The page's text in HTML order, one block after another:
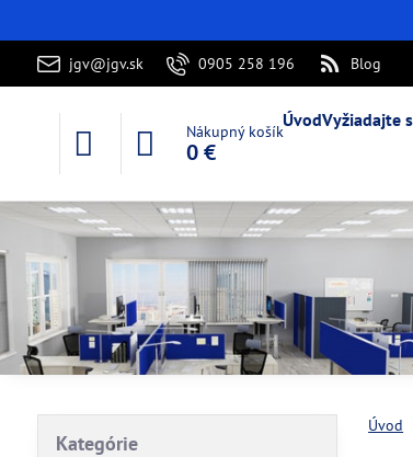
jgv@jgv.sk 0905 258 196 Blog
Nákupný košík
0 €
ÚvodVyžiadajte
Úvod
Kategórie